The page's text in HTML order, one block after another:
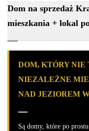
Dom na sprzedaż
mieszkania + lokal
DOM, KTÓRY NIE
NIEZALEŻNE
NAD JEZIOREM
Są domy, które po